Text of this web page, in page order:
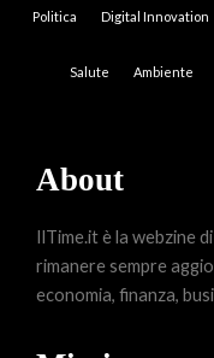
Politica Digital Innovation
Salute Ambiente
About
IlTime.it è la webzine
rimanere sempre
economia, finanza,